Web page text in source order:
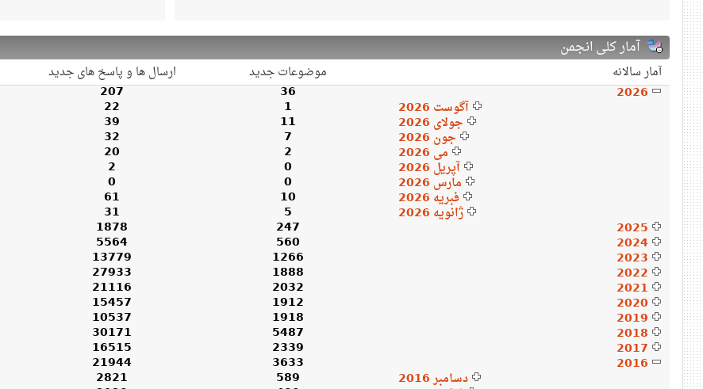
آمار کلی انجمن
آمار سالانه موضوعات جدید ارسال ها و پاسخ های جدید
2026
36
207
آگوست 2026 1
22
جولای 2026 11
39
جون 2026 7
32
می 2026 2
20
آپریل 2026 0
2
مارس 2026 0
0
فبریه 2026 10
61
ژانویه 2026 5
31
2025
247
1878
2024
560
5564
2023
1266
13779
2022
1888
27933
2021
2032
21116
2020
1912
15457
2019
1918
10537
2018
5487
30171
2017
2339
16515
2016
3633
21944
دسامبر 2016 589
2821